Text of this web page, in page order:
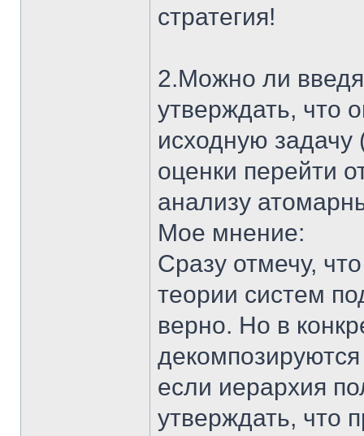
стратегия!
2.Можно ли
утверждать, что
исходную задачу
оценки перейти
анализу
Мое мнение:
Сразу отмечу,
теории систем
верно. Но в
если иерархия
утверждать, что